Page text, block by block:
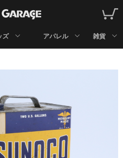
ズ アパレル 雑貨